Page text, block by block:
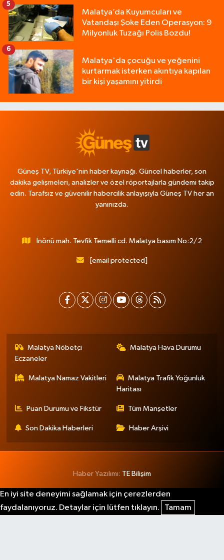
Malatya’da Kuyumcuları ve
Vatandaşı Şoke Eden Operasyon: 9
Milyonluk Tuzağı Polis Bozdu!
5
Malatya'da çocuğu ve yeğenini
kurtarmak isterken akıntıya kapılan
bir kişi yaşamını yitirdi
6
Güneş TV, Türkiye'nin haber kaynağı. Güncel haberler, son
dakika gelişmeleri, analizler ve özel röportajlarla gündemi takip
edin. Tarafsız ve güvenilir habercilik anlayışıyla Güneş TV her an
yanınızda.
İnönü mah. Tevfik Temelli cd. Malatya basım No:2/2
[email protected]
Malatya Nöbetçi
Eczaneler
Malatya Hava Durumu
Malatya Namaz Vakitleri
Malatya Trafik Yoğunluk
Haritası
Puan Durumu ve Fikstür Tüm Manşetler
Son Dakika Haberleri Haber Arşivi
Haber Yazılımı: TE Bilişim
En iyi site deneyimi sağlamak için çerezlerden
faydalanıyoruz. Detaylar için lütfen tıklayın.
Tamam